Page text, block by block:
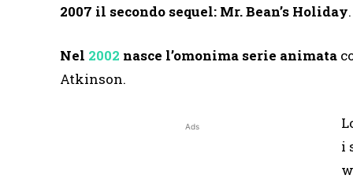
2007 il secondo sequel: Mr. Bean’s Holiday.
Nel 2002 nasce l’omonima serie animata
Atkinson.
Ads
i